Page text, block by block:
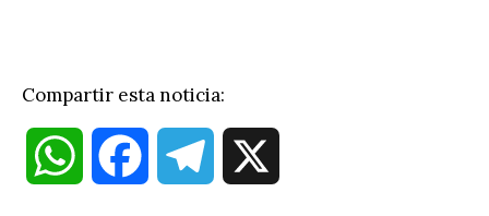
Compartir esta noticia:
W